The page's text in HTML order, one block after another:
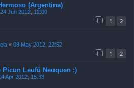
(Argentina)
24 Jun 2012, 12:00
1 2
« 08 May 2012, 22:52
1 2
Picun Leufú Neuquen :)
Apr 2012, 15:33